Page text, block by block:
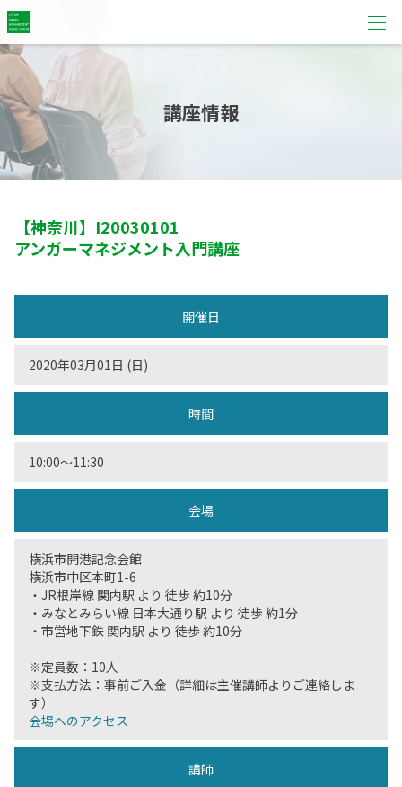
講座情報
【神奈川】 I20030101
アンガーマネジメント入門講座
開催日
2020年03月01日 (日)
時間
10:00〜11:30
会場
横浜市開港記念会館
横浜市中区本町1-6
・JR根岸線 関内駅 より 徒歩 約10分
・みなとみらい線 日本大通り駅 より 徒歩 約1分
・市営地下鉄 関内駅 より 徒歩 約10分
※定員数：10人
※支払方法：事前ご入金（詳細は主催講師よりご連絡しま
す）
会場へのアクセス
講師